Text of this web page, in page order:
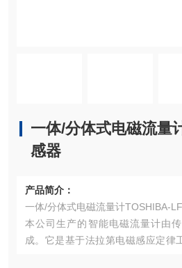
一体/分体式电磁流量
感器
产品简介：
一体/分体式电磁流量计TOSHIBA-
本公司生产的智能电磁流量计由
成。它是基于法拉第电磁感应定律